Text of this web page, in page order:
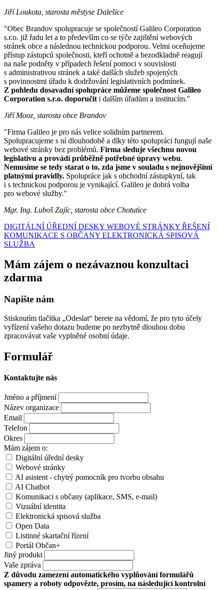
Jiří Loukota, starosta městyse Dalešice
"Obec Brandov spolupracuje se společností Galileo Corporation
s.r.o. již řadu let a to především co se týče zajištění webových
stránek obce a následnou technickou podporou. Velmi oceňujeme
přístup zástupců společnosti, kteří ochotně a bezodkladně reagují
na naše podněty v případech řešení pomoci v souvislosti
s administrativou stránek a také dalších služeb spojených
s povinnostmi úřadu k dodržování legislativních podmínek.
Z pohledu dosavadní spolupráce můžeme společnost Galileo
Corporation s.r.o. doporučit i dalším úřadům a institucím."
Jiří Mooz, starosta obce Brandov
"Firma Galileo je pro nás velice solidním partnerem.
Spolupracujeme s ní dlouhodobě a díky této spolupráci fungují naše
webové stránky bez problémů. Firma sleduje všechnu novou
legislativu a provádí průběžně potřebné úpravy webu.
Nemusíme se tedy starat o to, zda jsme v souladu s nejnovějšími
platnými pravidly. Spolupráce jak s obchodní zástupkyní, tak
i s technickou podporou je vynikající. Galileo je dobrá volba
pro webové služby."
Mgr. Ing. Luboš Zajíc, starosta obce Chotutice
DIGITÁLNÍ ÚŘEDNÍ DESKY WEBOVÉ STRÁNKY ŘEŠENÍ
KOMUNIKACE S OBČANY ELEKTRONICKÁ SPISOVÁ
SLUŽBA
Mám zájem o nezávaznou konzultaci
zdarma
Napište nám
Stisknutím tlačítka „Odeslat“ berete na vědomí, že pro tyto účely
vyřízení vašeho dotazu budeme po nezbytně dlouhou dobu
zpracovávat vaše vyplněné osobní údaje.
Formulář
Kontaktujte nás
Jméno a příjmení
Název organizace
Email
Telefon
Okres
Mám zájem o:
Digitální úřední desky
Webové stránky
AI asistent - chytrý pomocník pro tvorbu obsahu
AI Chatbot
Komunikaci s občany (aplikace, SMS, e-mail)
Vizuální identita
Elektronická spisová služba
Open Data
Listinné skartační řízení
Portál Občan+
Jiný produkt
Vaše zpráva
Z důvodu zamezení automatického vyplňování formulářů
spamery a roboty odpovězte, prosím, na následující kontrolní